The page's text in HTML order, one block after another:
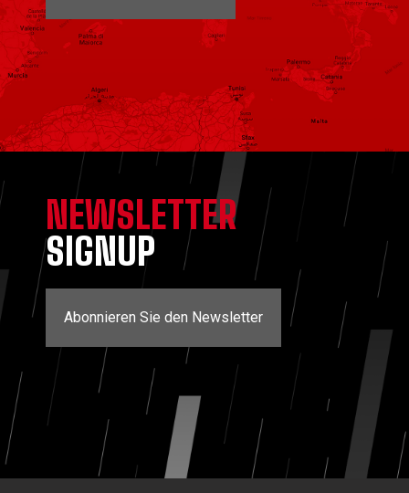
NEWSLETTER
SIGNUP
Abonnieren Sie den Newsletter